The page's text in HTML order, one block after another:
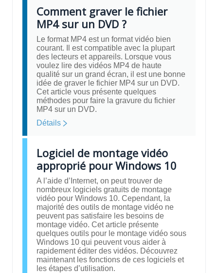
Comment graver le fichier
MP4 sur un DVD ?
Le format MP4 est un format vidéo bien
courant. Il est compatible avec la plupart
des lecteurs et appareils. Lorsque vous
voulez lire des vidéos MP4 de haute
qualité sur un grand écran, il est une bonne
idée de graver le fichier MP4 sur un DVD.
Cet article vous présente quelques
méthodes pour faire la gravure du fichier
MP4 sur un DVD.
Détails
Logiciel de montage vidéo
approprié pour Windows 10
A l’aide d’Internet, on peut trouver de
nombreux logiciels gratuits de montage
vidéo pour Windows 10. Cependant, la
majorité des outils de montage vidéo ne
peuvent pas satisfaire les besoins de
montage vidéo. Cet article présente
quelques outils pour le montage vidéo sous
Windows 10 qui peuvent vous aider à
rapidement éditer des vidéos. Découvrez
maintenant les fonctions de ces logiciels et
les étapes d’utilisation.